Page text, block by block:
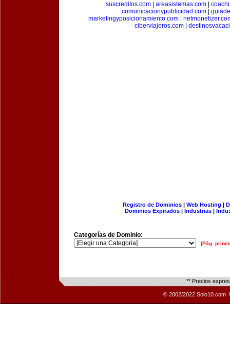
suscreditos.com
areasistemas.com
comunicacionypublicidad.com
marketingyposicionamiento.com|
ciberviajeros.com|
Registro de Dominios| Web Hosting |
Dominios Expirados | Industrias |
Categorías de Dominio:
[Pág.
** Precios
© 2002/2022 Solo10.com